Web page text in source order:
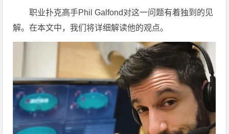
职业扑克高手Phil Galfond对这一问题有着独到的见
解。在本文中，我们将详细解读他的观点。